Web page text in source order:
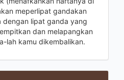
meperlipat gandakan
lipat ganda yang
dan melapangkan
lah kamu dikembalikan.